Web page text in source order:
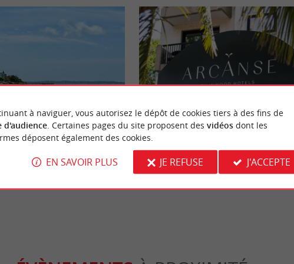
belle destination iodée !
Arcanse, un hôtel 3* lifestyle à deux pas des
plages à Arcachon
5,0 km - Arcachon
à naviguer, vous autorisez le dépôt de cookies tiers à des fins de
d'audience. Certaines pages du site proposent des vidéosdont les
déposent également des cookies.
EN SAVOIR PLUS JE REFUSE J'ACCEPTE